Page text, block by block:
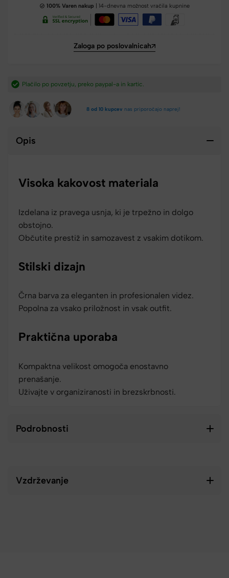
100% Varen nakup | 14-dnevna možnost vračila kupnine
Zaloga po poslovalnicah
Hitra dostava iz Slovenije v 2-4 dneh.​
8 od 10 kupcev nas priporočajo naprej!
Opis
Visoka kakovost materiala
Izdelana iz pravega usnja, ki je trpežno in dolgo
obstojno.
Občutite prestiž in samozavest z vsakim dotikom.
Stilski dizajn
Črna barva za eleganten in profesionalen videz.
Popolna za vsako priložnost in vsak outfit.
Praktična uporaba
Kompaktna velikost omogoča enostavno
prenašanje.
Uživajte v organiziranosti in brezskrbnosti.
Podrobnosti
Vzdrževanje